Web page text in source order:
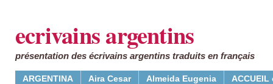
ecrivains argentins
présentation des écrivains argentins traduits en français
ARGENTINA Aira Cesar Almeida Eugenia
ACCUEIL